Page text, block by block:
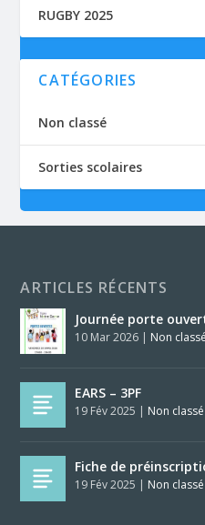
RUGBY 2025
CATÉGORIES
Non classé
Sorties scolaires
ARTICLES RÉCENTS
Journée porte
10 Mar 2026 | Non classé
EARS – 3PF
19 Fév 2025 | Non classé
Fiche de
19 Fév 2025 | Non classé